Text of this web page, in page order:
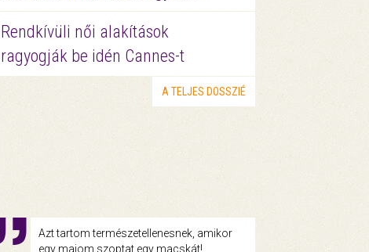
Rendkívüli női alakítások
ragyogják be idén Cannes-t
A TELJES DOSSZIÉ
Azt tartom természetellenesnek, amikor
egy majom szoptat egy macskát!